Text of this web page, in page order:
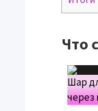
Что
Шар
через